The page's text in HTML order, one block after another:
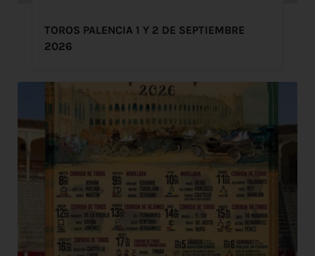
TOROS PALENCIA 1 Y 2 DE SEPTIEMBRE
2026